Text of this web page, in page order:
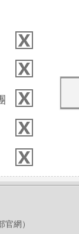
網）